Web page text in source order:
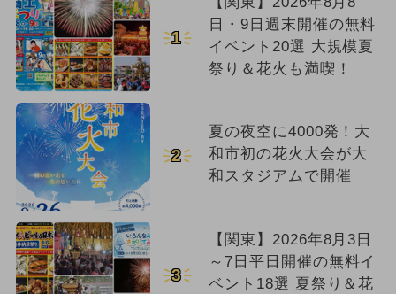
1
日・9日週末開催の無料
イベント20選 大規模夏
祭り＆花火も満喫！
2
夏の夜空に4000発！大
和市初の花火大会が大
和スタジアムで開催
3
【関東】2026年8月3日
～7日平日開催の無料イ
ベント18選 夏祭り＆花